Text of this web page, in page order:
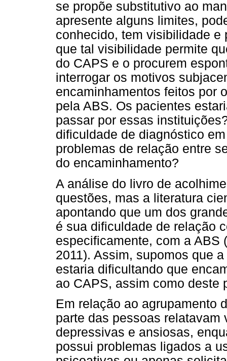
se propõe substitutivo ao
apresente alguns limites,
conhecido, tem visibilidade e
que tal visibilidade permite
do CAPS e o procurem
interrogar os motivos
encaminhamentos feitos por
pela ABS. Os pacientes
passar por essas
dificuldade de diagnóstico
problemas de relação entre
do encaminhamento?
A análise do livro de
questões, mas a literatura
apontando que um dos
é sua dificuldade de relação
especificamente, com a ABS
2011). Assim, supomos que
estaria dificultando que
ao CAPS, assim como deste
Em relação ao agrupamento
parte das pessoas
depressivas e ansiosas,
possui problemas ligados a